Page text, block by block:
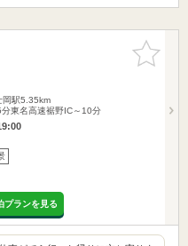
お気に入
りに追加
岡駅5.35km
東名高速裾野IC～10分
プランを見る